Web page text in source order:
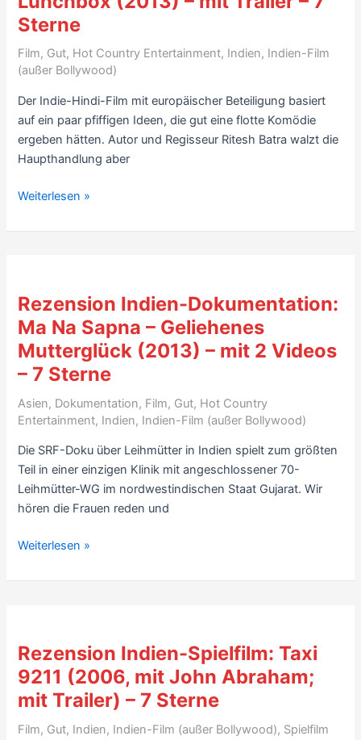
Regie
Aparna
–
Sterne
Sterne
Film, Gut, Hot Country Entertainment, Indien, Indien-Film
(außer Bollywood)
Der Indie-Hindi-Film mit europäischer Beteiligung basiert
auf ein paar pfiffigen Ideen, die gut eine flotte Komödie
ergeben hätten. Autor und Regisseur Ritesh Batra walzt die
Haupthandlung aber
Rezension
Spielfilm:
mit
Trailer
–
7
Weiterlesen »
Rezension Indien-Dokumentation:
Ma Na Sapna – Geliehenes
Mutterglück (2013) – mit 2 Videos
– 7 Sterne
Asien, Dokumentation, Film, Gut, Hot Country
Entertainment, Indien, Indien-Film (außer Bollywood)
Die SRF-Doku über Leihmütter in Indien spielt zum größten
Teil in einer einzigen Klinik mit angeschlossener 70-
Leihmütter-WG im nordwestindischen Staat Gujarat. Wir
hören die Frauen reden und
Rezension
Dokumentation:
–
Geliehenes
Mutterglück
Weiterlesen »
Rezension Indien-Spielfilm: Taxi
9211 (2006, mit John Abraham;
mit Trailer) – 7 Sterne
Film, Gut, Indien, Indien-Film (außer Bollywood), Spielfilm